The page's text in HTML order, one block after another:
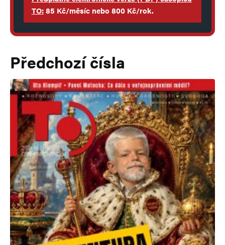
TO:85 Kč/měsíc nebo 800 Kč/rok.
Předchozí čísla